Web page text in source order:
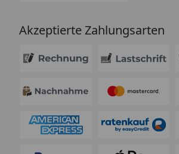
Akzeptierte Zahlungsarten